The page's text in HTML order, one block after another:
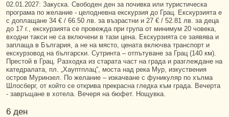
02.01.2027: Закуска. Свободен ден за почивка или туристическа
програма по желание - целодневна екскурзия до Грац. Екскурзията е
с доплащане 34 € / 66.50 лв. за възрастни и 27 € / 52.81 лв. за деца
до 17 г., екскурзията се провежда при група от минимум 20 човека,
входни такси не са включени в тази цена. Екскурзията се заявява и
заплаща в България, а не на място, цената включва транспорт и
екскурзовод на български. Сутринта – отпътуване за Грац (140 км).
Престой в Грац. Разходка из старата част на града и разглеждане на
катедралата, пл. „Хауптплац”, моста над река Мур, изкуствения
остров Муринзел. По желание – изкачване с фуникуляр по хълма
Шлосберг, от който се открива прекрасна гледка към града. Вечерта
- завръщане в хотела. Вечеря на бюфет. Нощувка.
6 ден